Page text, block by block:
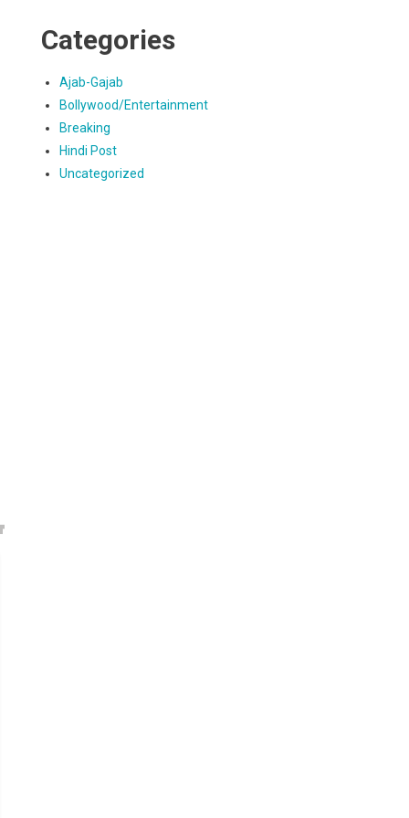
Categories
Ajab-Gajab
Bollywood/Entertainment
Breaking
Hindi Post
Uncategorized